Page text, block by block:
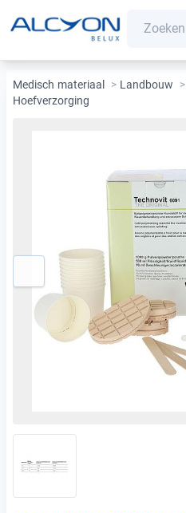
Medisch materiaal > Landbouw >
Hoefverzorging